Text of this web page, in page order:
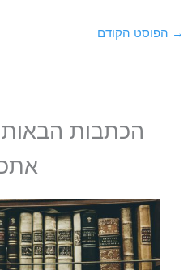
→ הפוסט הקודם
הכתבות הבאות